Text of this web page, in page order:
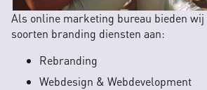
Als online marketing bureau bieden
soorten branding diensten aan:
Rebranding
Webdesign & Webdevelopment